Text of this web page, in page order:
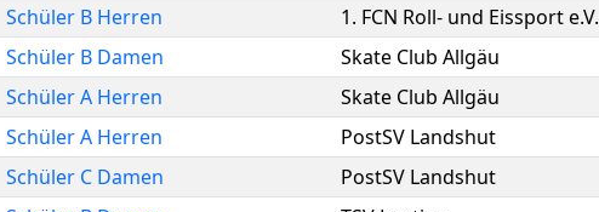
Schüler B Herren
1. FCN Roll- und Eissport e.V.
Schüler B Damen
Skate Club Allgäu
Schüler A Herren
Skate Club Allgäu
Schüler A Herren
PostSV Landshut
Schüler C Damen
PostSV Landshut